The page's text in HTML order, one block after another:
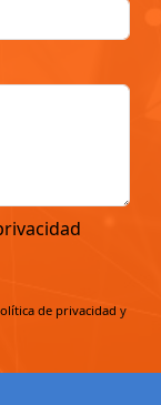
de privacidad y